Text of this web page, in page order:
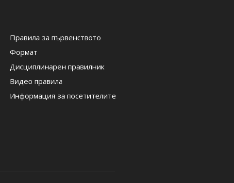
Правила за първенството
Формат
Дисциплинарен правилник
Видео правила
Информация за посетителите